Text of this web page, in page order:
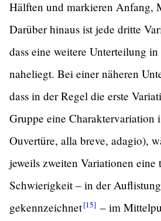
Hälften und markieren Anfang,
Darüber hinaus ist jede dritte
dass eine weitere Unterteilung
naheliegt. Bei einer näheren
dass in der Regel die erste
Gruppe eine Charaktervariation
Ouvertüre, alla breve, adagio),
jeweils zweiten Variationen eine
Schwierigkeit – in der
gekennzeichnet[15] – im